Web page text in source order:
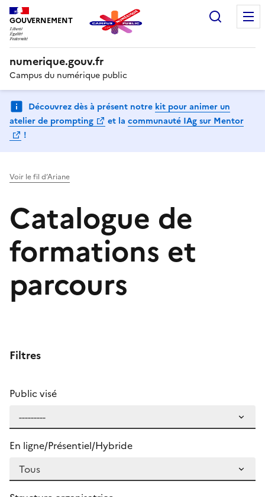
GOUVERNEMENT
numerique.gouv.fr
Campus du numérique public
Découvrez dès à présent notre
(Ouvre une nouvelle fenêtre)
kit pour animer un
atelier de prompting
et la
(Ouvre une nouvelle fenêtre)
communauté IAg sur Mentor
!
Voir le fil d’Ariane
Catalogue de
formations et
parcours
Filtres
Public visé
En ligne/Présentiel/Hybride